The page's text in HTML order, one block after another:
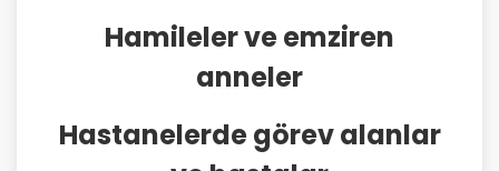
Hamileler ve emziren
anneler
Hastanelerde görev alanlar